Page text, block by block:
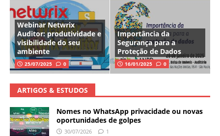
Webinar Netwrix
Auditor: produtividade e
visibilidade do seu
ambiente
25/07/2025 0
Importância da
Segurança para a
Proteção de Dados
16/01/2025 0
ARTIGOS & ESTUDOS
Nomes no WhatsApp privacidade ou novas
oportunidades de golpes
30/07/2026 1